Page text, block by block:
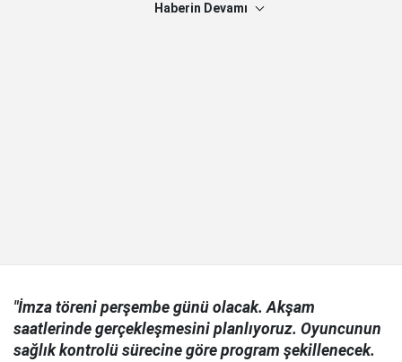
Haberin Devamı
"İmza töreni perşembe günü olacak. Akşam
saatlerinde gerçekleşmesini planlıyoruz. Oyuncunun
sağlık kontrolü sürecine göre program şekillenecek.